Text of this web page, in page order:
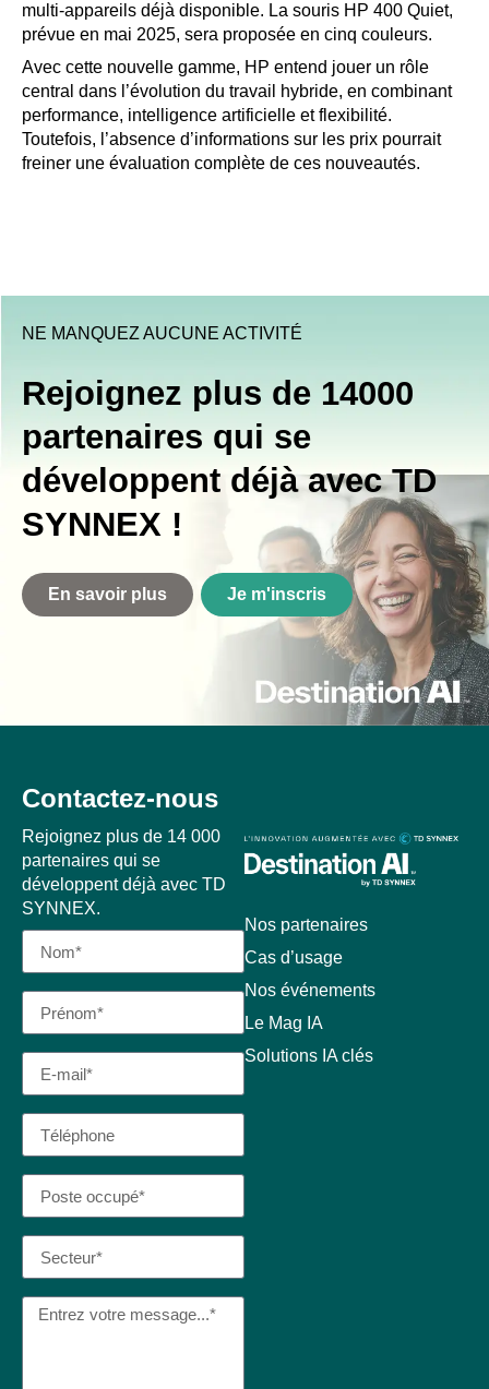
multi-appareils déjà disponible. La souris HP 400 Quiet,
prévue en mai 2025, sera proposée en cinq couleurs.
Avec cette nouvelle gamme, HP entend jouer un rôle
central dans l’évolution du travail hybride, en combinant
performance, intelligence artificielle et flexibilité.
Toutefois, l’absence d’informations sur les prix pourrait
freiner une évaluation complète de ces nouveautés.
NE MANQUEZ AUCUNE ACTIVITÉ
Rejoignez plus de 14000
partenaires qui se
développent déjà avec TD
SYNNEX !
En savoir plus Je m'inscris
Nos partenaires
Cas d’usage
Nos événements
Le Mag IA
Solutions IA clés
Contactez-nous
Rejoignez plus de 14 000
partenaires qui se
développent déjà avec TD
SYNNEX.